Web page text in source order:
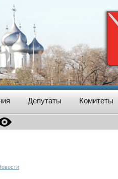
Депутаты Комитеты